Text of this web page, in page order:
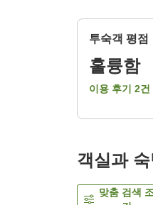
투숙객 평점
훌륭함
이용 후기 2건
객실과
맞춤 검색